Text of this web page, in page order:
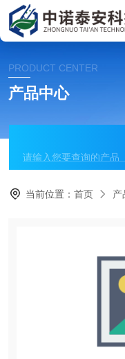
PRODUCT CENTER
产品中心
当前位置：首页 产